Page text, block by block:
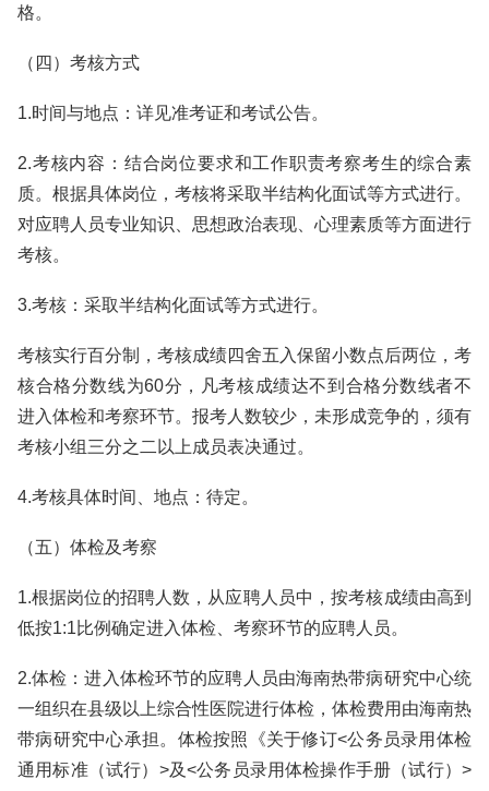
格。
（四）考核方式
1.时间与地点：详见准考证和考试公告。
2.考核内容：结合岗位要求和工作职责考察考生的综合素
质。根据具体岗位，考核将采取半结构化面试等方式进行。
对应聘人员专业知识、思想政治表现、心理素质等方面进行
考核。
3.考核：采取半结构化面试等方式进行。
考核实行百分制，考核成绩四舍五入保留小数点后两位，考
核合格分数线为60分，凡考核成绩达不到合格分数线者不
进入体检和考察环节。报考人数较少，未形成竞争的，须有
考核小组三分之二以上成员表决通过。
4.考核具体时间、地点：待定。
（五）体检及考察
1.根据岗位的招聘人数，从应聘人员中，按考核成绩由高到
低按1:1比例确定进入体检、考察环节的应聘人员。
2.体检：进入体检环节的应聘人员由海南热带病研究中心统
一组织在县级以上综合性医院进行体检，体检费用由海南热
带病研究中心承担。体检按照《关于修订<公务员录用体检
通用标准（试行）>及<公务员录用体检操作手册（试行）>